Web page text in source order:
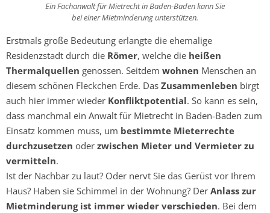
Ein Fachanwalt für Mietrecht in Baden-Baden kann Sie
bei einer Mietminderung unterstützen.
Erstmals große Bedeutung erlangte die ehemalige
Residenzstadt durch die Römer, welche die heißen
Thermalquellen genossen. Seitdem wohnen Menschen an
diesem schönen Fleckchen Erde. Das Zusammenleben birgt
auch hier immer wieder Konfliktpotential. So kann es sein,
dass manchmal ein Anwalt für Mietrecht in Baden-Baden zum
Einsatz kommen muss, um bestimmte Mieterrechte
durchzusetzen oder zwischen Mieter und Vermieter zu
vermitteln.
Ist der Nachbar zu laut? Oder nervt Sie das Gerüst vor Ihrem
Haus? Haben sie Schimmel in der Wohnung? Der Anlass zur
Mietminderung ist immer wieder verschieden. Bei dem